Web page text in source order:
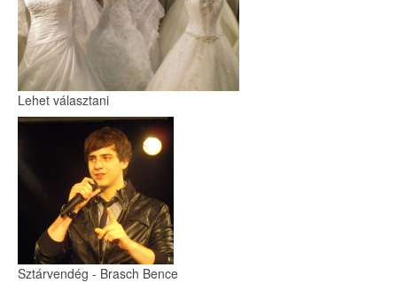
Lehet választani
Sztárvendég - Brasch Bence